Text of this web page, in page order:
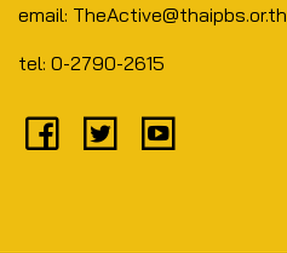
email: TheActive@thaipbs.or.th
tel: 0-2790-2615